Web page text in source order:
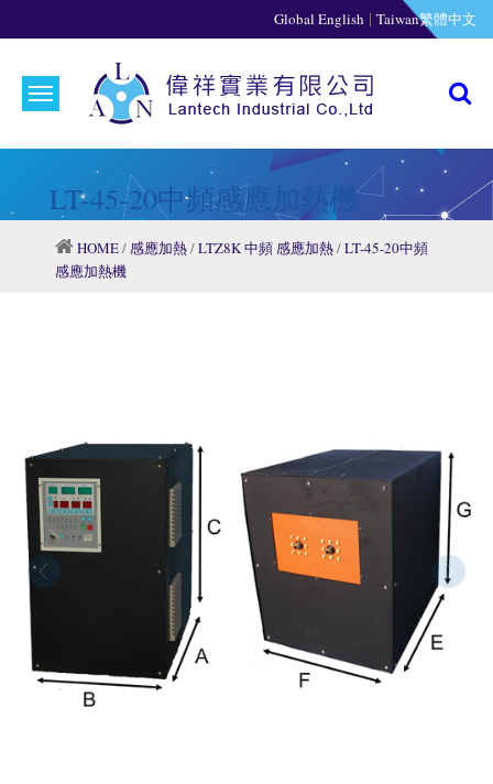
Global English | Taiwan繁體中文
LT-45-20中頻感應加熱機
HOME/感應加熱/LTZ8K 中頻 感應加熱/LT-45-20中頻
感應加熱機